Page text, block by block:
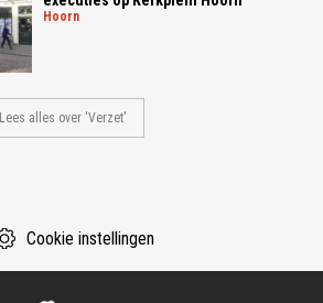
hoorn
Lees alles over 'Verzet'
Cookie instellingen